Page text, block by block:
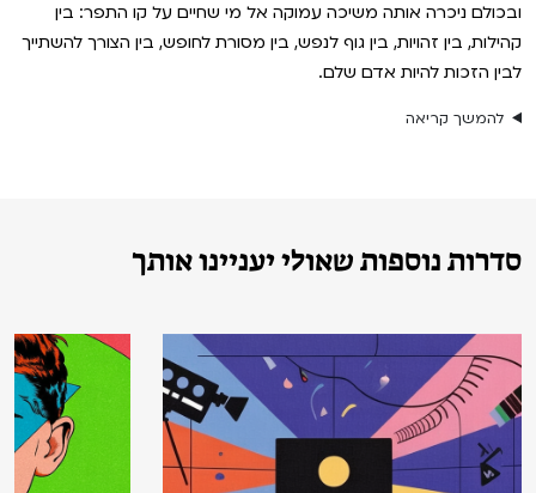
הקרנות על פופים
מועדון אנגלית לקטנטנים
מועדון אנגלית לכל המשפחה
Teen Screen
קולנוע ישראלי
לפי ימים
סיפורי קיץ
מחווה לקסבייה דולאן
סינמטק קאלט על הגג 2026
VOD
ENG
צור קשר
ובכולם ניכרה אותה משיכה עמוקה אל מי שחיים על קו התפר: בין
קהילות, בין זהויות, בין גוף לנפש, בין מסורת לחופש, בין הצורך להשתייך
לבין הזכות להיות אדם שלם.
להמשך קריאה
סדרות נוספות שאולי יעניינו אותך